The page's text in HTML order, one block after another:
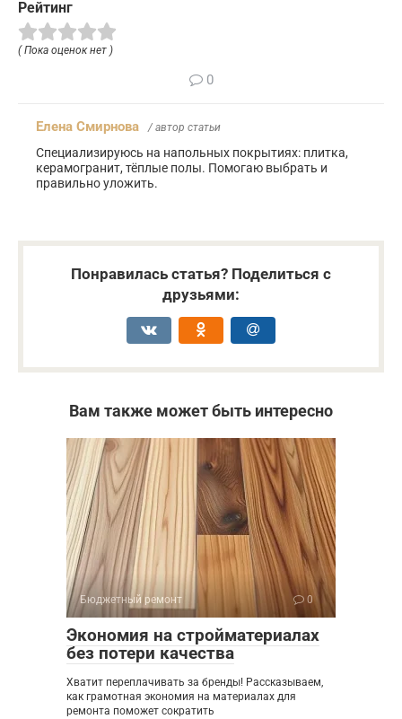
Рейтинг
( Пока оценок нет )
0
Елена Смирнова / автор статьи
Специализируюсь на напольных покрытиях: плитка,
керамогранит, тёплые полы. Помогаю выбрать и
правильно уложить.
Понравилась статья? Поделиться с
друзьями:
Вам также может быть интересно
Бюджетный ремонт 0
Экономия на стройматериалах
без потери качества
Хватит переплачивать за бренды! Рассказываем,
как грамотная экономия на материалах для
ремонта поможет сократить